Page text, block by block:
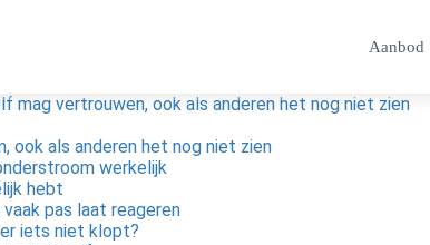
Aanbod
mag vertrouwen, ook als anderen het nog niet zien
ook als anderen het nog niet zien
werkelijk
hebt
pas laat reageren
iets niet klopt?